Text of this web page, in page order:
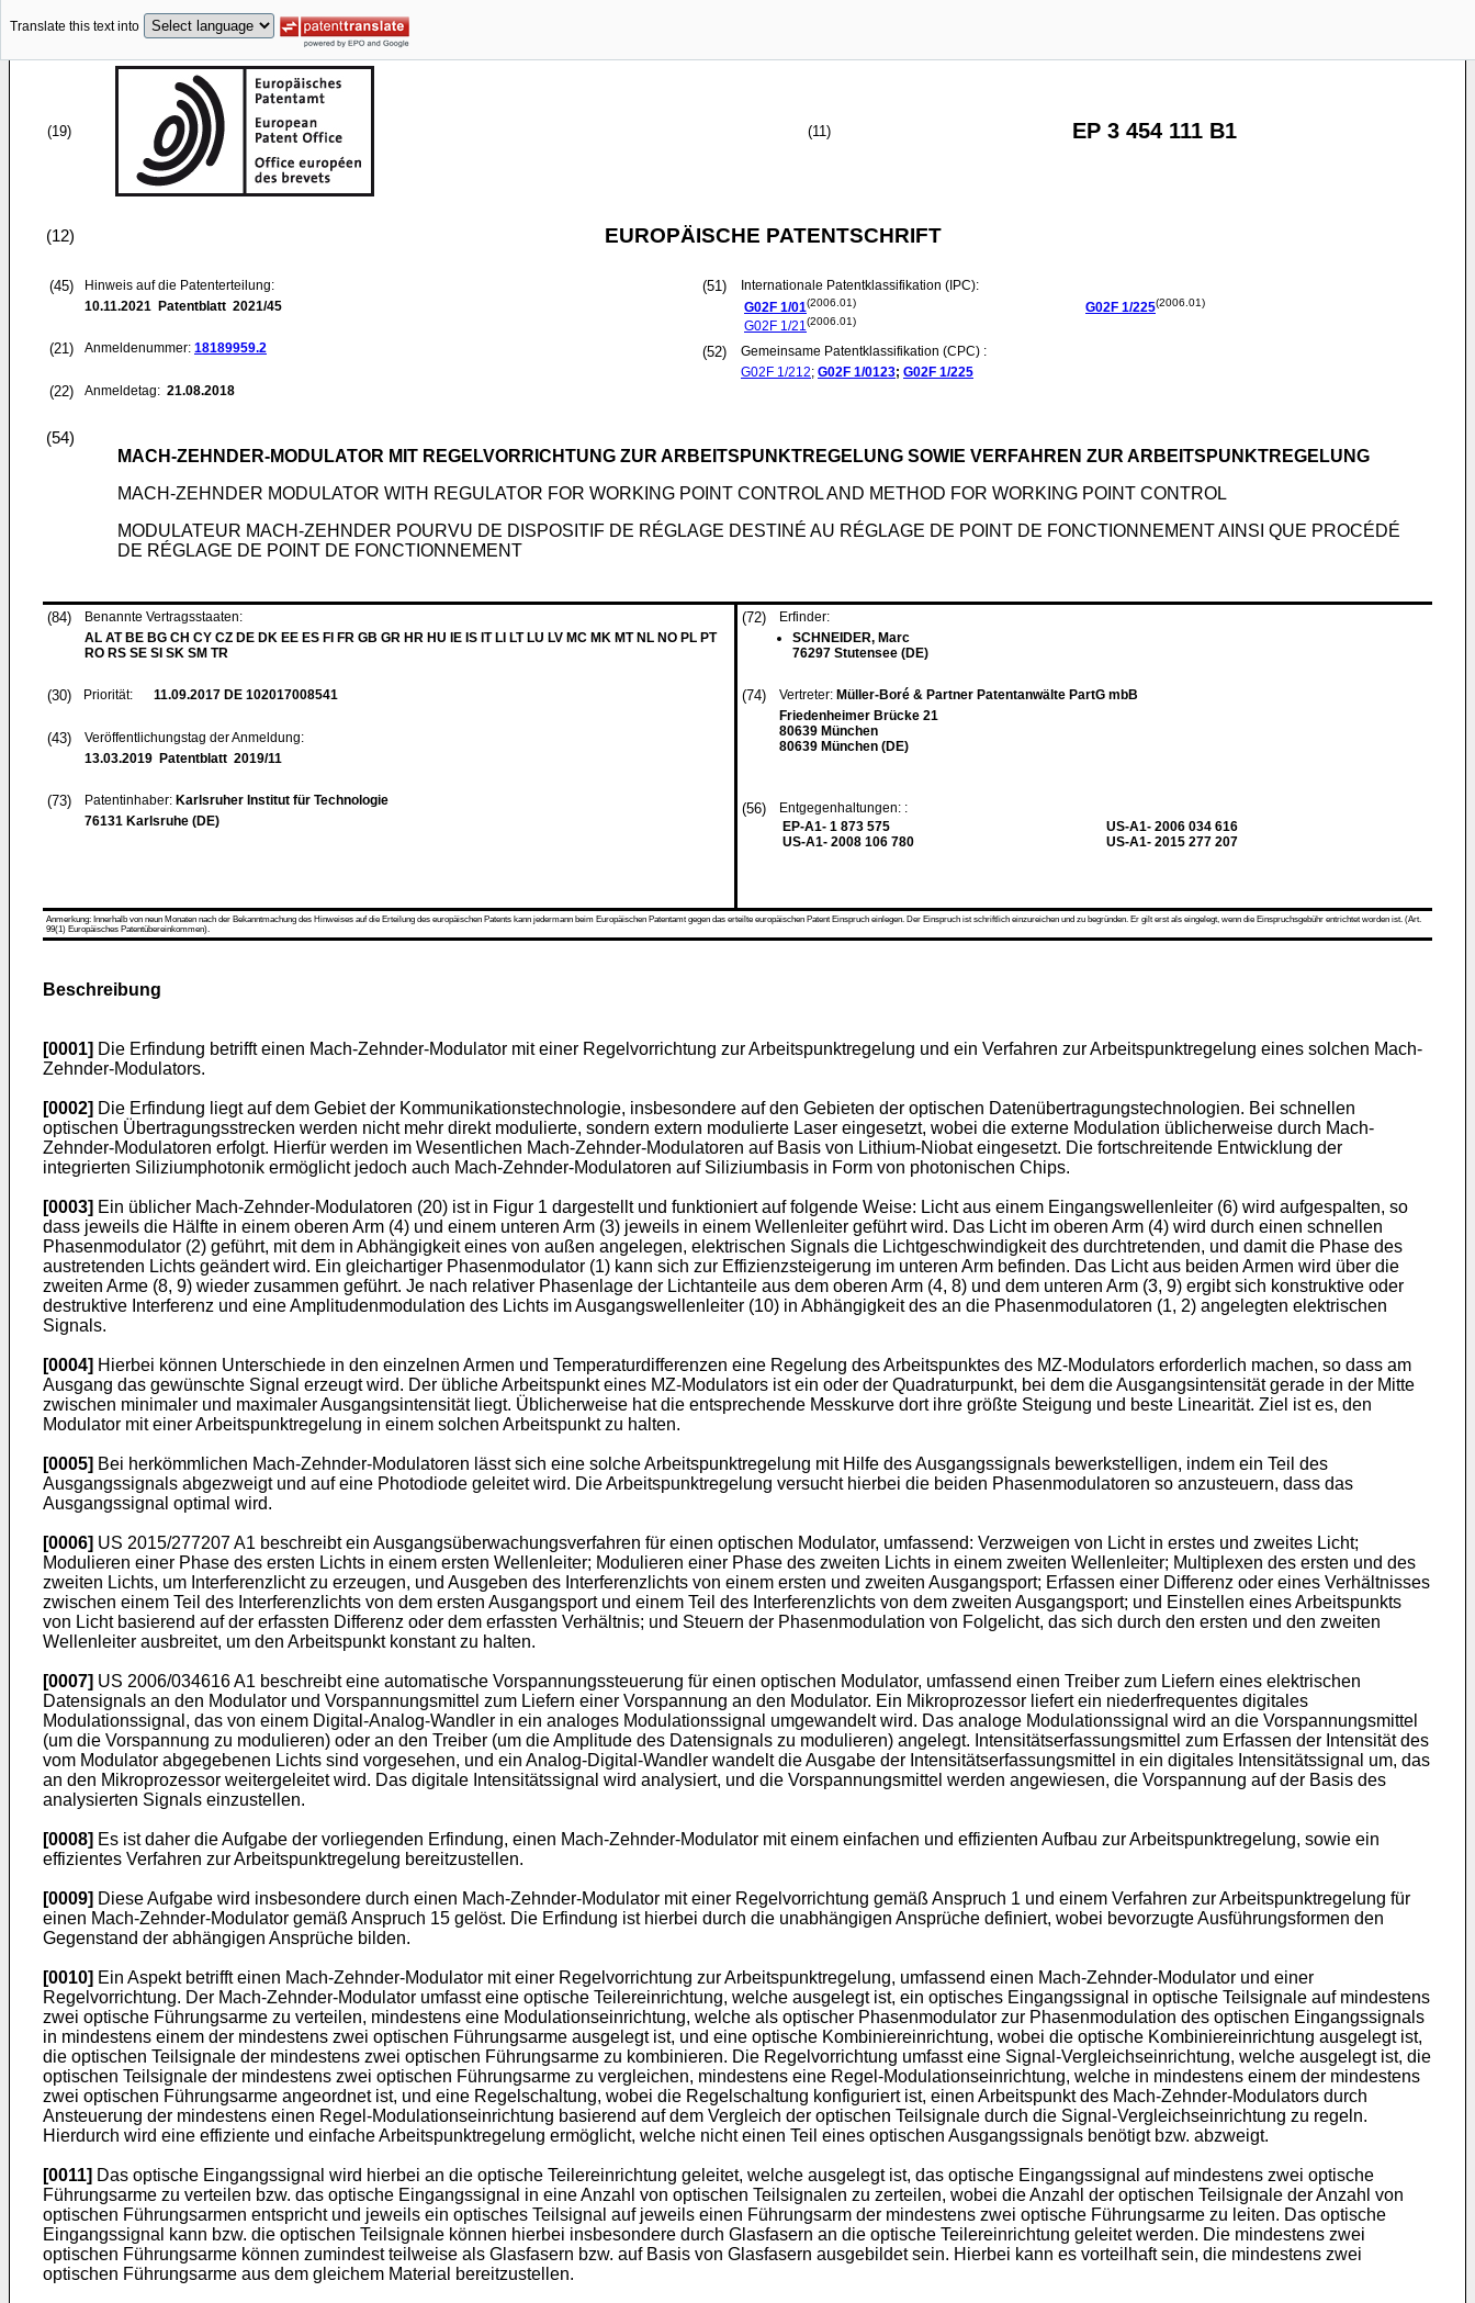
Translate this text into
(19) (11) EP 3 454 111 B1
(12) EUROPÄISCHE PATENTSCHRIFT
(45)
Hinweis auf die Patenterteilung:
10.11.2021 Patentblatt 2021/45
(21) Anmeldenummer: 18189959.2
(22) Anmeldetag: 21.08.2018
(51)
Internationale Patentklassifikation (IPC):
G02F 1/01(2006.01)
G02F 1/21(2006.01)
G02F 1/225(2006.01)
(52)
Gemeinsame Patentklassifikation (CPC) :
G02F 1/212; G02F 1/0123; G02F 1/225
(54)
MACH-ZEHNDER-MODULATOR MIT REGELVORRICHTUNG ZUR ARBEITSPUNKTREGELUNG SOWIE VERFAHREN ZUR ARBEITSPUNKTREGELUNG
MACH-ZEHNDER MODULATOR WITH REGULATOR FOR WORKING POINT CONTROL AND METHOD FOR WORKING POINT CONTROL
MODULATEUR MACH-ZEHNDER POURVU DE DISPOSITIF DE RÉGLAGE DESTINÉ AU RÉGLAGE DE POINT DE FONCTIONNEMENT AINSI QUE PROCÉDÉ
DE RÉGLAGE DE POINT DE FONCTIONNEMENT
(84)
Benannte Vertragsstaaten:
AL AT BE BG CH CY CZ DE DK EE ES FI FR GB GR HR HU IE IS IT LI LT LU LV MC MK MT NL NO PL PT
RO RS SE SI SK SM TR
(30) Priorität: 11.09.2017 DE 102017008541
(43)
Veröffentlichungstag der Anmeldung:
13.03.2019 Patentblatt 2019/11
(73) Patentinhaber: Karlsruher Institut für Technologie
76131 Karlsruhe (DE)
(72)
Erfinder:
SCHNEIDER, Marc
76297 Stutensee (DE)
(74) Vertreter: Müller-Boré & Partner Patentanwälte PartG mbB
Friedenheimer Brücke 21
80639 München
80639 München (DE)
(56)
Entgegenhaltungen: :
EP-A1- 1 873 575
US-A1- 2008 106 780
US-A1- 2006 034 616
US-A1- 2015 277 207
Anmerkung: Innerhalb von neun Monaten nach der Bekanntmachung des Hinweises auf die Erteilung des europäischen Patents kann jedermann beim Europäischen Patentamt gegen das erteilte europäischen Patent Einspruch einlegen. Der Einspruch ist schriftlich einzureichen und zu begründen. Er gilt erst als eingelegt, wenn die Einspruchsgebühr entrichtet worden ist. (Art.
99(1) Europäisches Patentübereinkommen).
Beschreibung
[0001] Die Erfindung betrifft einen Mach-Zehnder-Modulator mit einer Regelvorrichtung zur Arbeitspunktregelung und ein Verfahren zur Arbeitspunktregelung eines solchen Mach-
Zehnder-Modulators.
[0002] Die Erfindung liegt auf dem Gebiet der Kommunikationstechnologie, insbesondere auf den Gebieten der optischen Datenübertragungstechnologien. Bei schnellen
optischen Übertragungsstrecken werden nicht mehr direkt modulierte, sondern extern modulierte Laser eingesetzt, wobei die externe Modulation üblicherweise durch Mach-
Zehnder-Modulatoren erfolgt. Hierfür werden im Wesentlichen Mach-Zehnder-Modulatoren auf Basis von Lithium-Niobat eingesetzt. Die fortschreitende Entwicklung der
integrierten Siliziumphotonik ermöglicht jedoch auch Mach-Zehnder-Modulatoren auf Siliziumbasis in Form von photonischen Chips.
[0003] Ein üblicher Mach-Zehnder-Modulatoren (20) ist in Figur 1 dargestellt und funktioniert auf folgende Weise: Licht aus einem Eingangswellenleiter (6) wird aufgespalten, so
dass jeweils die Hälfte in einem oberen Arm (4) und einem unteren Arm (3) jeweils in einem Wellenleiter geführt wird. Das Licht im oberen Arm (4) wird durch einen schnellen
Phasenmodulator (2) geführt, mit dem in Abhängigkeit eines von außen angelegen, elektrischen Signals die Lichtgeschwindigkeit des durchtretenden, und damit die Phase des
austretenden Lichts geändert wird. Ein gleichartiger Phasenmodulator (1) kann sich zur Effizienzsteigerung im unteren Arm befinden. Das Licht aus beiden Armen wird über die
zweiten Arme (8, 9) wieder zusammen geführt. Je nach relativer Phasenlage der Lichtanteile aus dem oberen Arm (4, 8) und dem unteren Arm (3, 9) ergibt sich konstruktive oder
destruktive Interferenz und eine Amplitudenmodulation des Lichts im Ausgangswellenleiter (10) in Abhängigkeit des an die Phasenmodulatoren (1, 2) angelegten elektrischen
Signals.
[0004] Hierbei können Unterschiede in den einzelnen Armen und Temperaturdifferenzen eine Regelung des Arbeitspunktes des MZ-Modulators erforderlich machen, so dass am
Ausgang das gewünschte Signal erzeugt wird. Der übliche Arbeitspunkt eines MZ-Modulators ist ein oder der Quadraturpunkt, bei dem die Ausgangsintensität gerade in der Mitte
zwischen minimaler und maximaler Ausgangsintensität liegt. Üblicherweise hat die entsprechende Messkurve dort ihre größte Steigung und beste Linearität. Ziel ist es, den
Modulator mit einer Arbeitspunktregelung in einem solchen Arbeitspunkt zu halten.
[0005] Bei herkömmlichen Mach-Zehnder-Modulatoren lässt sich eine solche Arbeitspunktregelung mit Hilfe des Ausgangssignals bewerkstelligen, indem ein Teil des
Ausgangssignals abgezweigt und auf eine Photodiode geleitet wird. Die Arbeitspunktregelung versucht hierbei die beiden Phasenmodulatoren so anzusteuern, dass das
Ausgangssignal optimal wird.
[0006] US 2015/277207 A1 beschreibt ein Ausgangsüberwachungsverfahren für einen optischen Modulator, umfassend: Verzweigen von Licht in erstes und zweites Licht;
Modulieren einer Phase des ersten Lichts in einem ersten Wellenleiter; Modulieren einer Phase des zweiten Lichts in einem zweiten Wellenleiter; Multiplexen des ersten und des
zweiten Lichts, um Interferenzlicht zu erzeugen, und Ausgeben des Interferenzlichts von einem ersten und zweiten Ausgangsport; Erfassen einer Differenz oder eines Verhältnisses
zwischen einem Teil des Interferenzlichts von dem ersten Ausgangsport und einem Teil des Interferenzlichts von dem zweiten Ausgangsport; und Einstellen eines Arbeitspunkts
von Licht basierend auf der erfassten Differenz oder dem erfassten Verhältnis; und Steuern der Phasenmodulation von Folgelicht, das sich durch den ersten und den zweiten
Wellenleiter ausbreitet, um den Arbeitspunkt konstant zu halten.
[0007] US 2006/034616 A1 beschreibt eine automatische Vorspannungssteuerung für einen optischen Modulator, umfassend einen Treiber zum Liefern eines elektrischen
Datensignals an den Modulator und Vorspannungsmittel zum Liefern einer Vorspannung an den Modulator. Ein Mikroprozessor liefert ein niederfrequentes digitales
Modulationssignal, das von einem Digital-Analog-Wandler in ein analoges Modulationssignal umgewandelt wird. Das analoge Modulationssignal wird an die Vorspannungsmittel
(um die Vorspannung zu modulieren) oder an den Treiber (um die Amplitude des Datensignals zu modulieren) angelegt. Intensitätserfassungsmittel zum Erfassen der Intensität des
vom Modulator abgegebenen Lichts sind vorgesehen, und ein Analog-Digital-Wandler wandelt die Ausgabe der Intensitätserfassungsmittel in ein digitales Intensitätssignal um, das
an den Mikroprozessor weitergeleitet wird. Das digitale Intensitätssignal wird analysiert, und die Vorspannungsmittel werden angewiesen, die Vorspannung auf der Basis des
analysierten Signals einzustellen.
[0008] Es ist daher die Aufgabe der vorliegenden Erfindung, einen Mach-Zehnder-Modulator mit einem einfachen und effizienten Aufbau zur Arbeitspunktregelung, sowie ein
effizientes Verfahren zur Arbeitspunktregelung bereitzustellen.
[0009] Diese Aufgabe wird insbesondere durch einen Mach-Zehnder-Modulator mit einer Regelvorrichtung gemäß Anspruch 1 und einem Verfahren zur Arbeitspunktregelung für
einen Mach-Zehnder-Modulator gemäß Anspruch 15 gelöst. Die Erfindung ist hierbei durch die unabhängigen Ansprüche definiert, wobei bevorzugte Ausführungsformen den
Gegenstand der abhängigen Ansprüche bilden.
[0010] Ein Aspekt betrifft einen Mach-Zehnder-Modulator mit einer Regelvorrichtung zur Arbeitspunktregelung, umfassend einen Mach-Zehnder-Modulator und einer
Regelvorrichtung. Der Mach-Zehnder-Modulator umfasst eine optische Teilereinrichtung, welche ausgelegt ist, ein optisches Eingangssignal in optische Teilsignale auf mindestens
zwei optische Führungsarme zu verteilen, mindestens eine Modulationseinrichtung, welche als optischer Phasenmodulator zur Phasenmodulation des optischen Eingangssignals
in mindestens einem der mindestens zwei optischen Führungsarme ausgelegt ist, und eine optische Kombiniereinrichtung, wobei die optische Kombiniereinrichtung ausgelegt ist,
die optischen Teilsignale der mindestens zwei optischen Führungsarme zu kombinieren. Die Regelvorrichtung umfasst eine Signal-Vergleichseinrichtung, welche ausgelegt ist, die
optischen Teilsignale der mindestens zwei optischen Führungsarme zu vergleichen, mindestens eine Regel-Modulationseinrichtung, welche in mindestens einem der mindestens
zwei optischen Führungsarme angeordnet ist, und eine Regelschaltung, wobei die Regelschaltung konfiguriert ist, einen Arbeitspunkt des Mach-Zehnder-Modulators durch
Ansteuerung der mindestens einen Regel-Modulationseinrichtung basierend auf dem Vergleich der optischen Teilsignale durch die Signal-Vergleichseinrichtung zu regeln.
Hierdurch wird eine effiziente und einfache Arbeitspunktregelung ermöglicht, welche nicht einen Teil eines optischen Ausgangssignals benötigt bzw. abzweigt.
[0011] Das optische Eingangssignal wird hierbei an die optische Teilereinrichtung geleitet, welche ausgelegt ist, das optische Eingangssignal auf mindestens zwei optische
Führungsarme zu verteilen bzw. das optische Eingangssignal in eine Anzahl von optischen Teilsignalen zu zerteilen, wobei die Anzahl der optischen Teilsignale der Anzahl von
optischen Führungsarmen entspricht und jeweils ein optisches Teilsignal auf jeweils einen Führungsarm der mindestens zwei optische Führungsarme zu leiten. Das optische
Eingangssignal kann bzw. die optischen Teilsignale können hierbei insbesondere durch Glasfasern an die optische Teilereinrichtung geleitet werden. Die mindestens zwei
optischen Führungsarme können zumindest teilweise als Glasfasern bzw. auf Basis von Glasfasern ausgebildet sein. Hierbei kann es vorteilhaft sein, die mindestens zwei
optischen Führungsarme aus dem gleichem Material bereitzustellen.